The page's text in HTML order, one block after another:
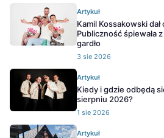
Artykuł
Kamil Kossakowski
Publiczność śpiewała
gardło
3 sie 2026
Artykuł
Kiedy i gdzie odbędą
sierpniu 2026?
1 sie 2026
Artykuł